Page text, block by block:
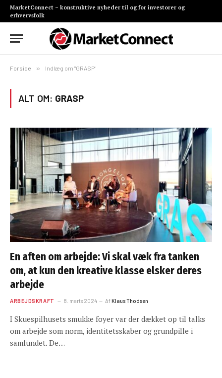
MarketConnect – konstruktive nyheder til og for investorer og
erhvervsfolk
Forside » Indlæg om "GRASP"
ALT OM: GRASP
En aften om arbejde: Vi skal væk fra tanken
om, at kun den kreative klasse elsker deres
arbejde
ARBEJDSKRAFT 8. marts 2024 AfKlaus Thodsen
I Skuespilhusets smukke foyer var der dækket op til talks
om arbejde som norm, identitetsskaber og grundpille i
samfundet. De…